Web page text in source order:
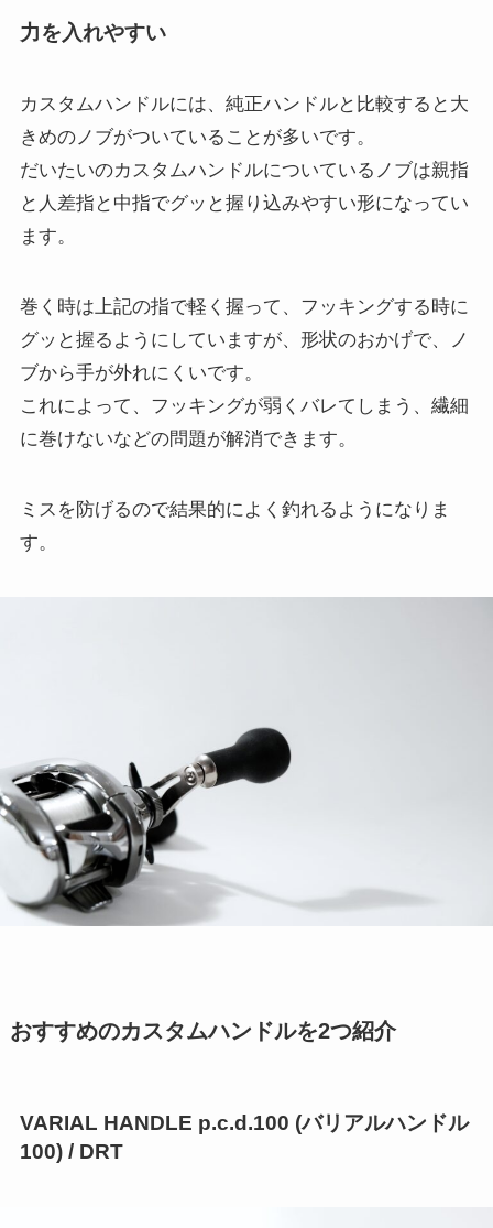
力を入れやすい
カスタムハンドルには、純正ハンドルと比較すると大
きめのノブがついていることが多いです。
だいたいのカスタムハンドルについているノブは親指
と人差指と中指でグッと握り込みやすい形になってい
ます。
巻く時は上記の指で軽く握って、フッキングする時に
グッと握るようにしていますが、形状のおかげで、ノ
ブから手が外れにくいです。
これによって、フッキングが弱くバレてしまう、繊細
に巻けないなどの問題が解消できます。
ミスを防げるので結果的によく釣れるようになりま
す。
おすすめのカスタムハンドルを2つ紹介
VARIAL HANDLE p.c.d.100 (バリアルハンドル
100) / DRT